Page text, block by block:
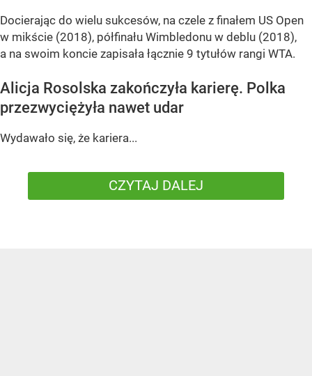
Docierając do wielu sukcesów, na czele z finałem US Open
w mikście (2018), półfinału Wimbledonu w deblu (2018),
a na swoim koncie zapisała łącznie 9 tytułów rangi WTA.
Alicja Rosolska zakończyła karierę. Polka
przezwyciężyła nawet udar
Wydawało się, że kariera...
CZYTAJ DALEJ